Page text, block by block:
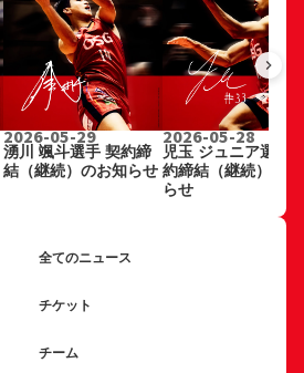
2026-05-29
湧川 颯斗選手 契約締
結（継続）のお知らせ
2026-05-28
児玉 ジュニア選手
約締結（継続）の
らせ
keyboard_arrow_right
全てのニュース
チケット
チーム